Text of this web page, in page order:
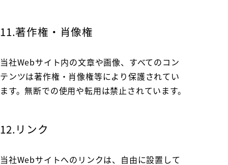
11.著作権・肖像権
当社Webサイト内の文章や画像、すべてのコン
テンツは著作権・肖像権等により保護されてい
ます。無断での使用や転用は禁止されています。
12.リンク
当社Webサイトへのリンクは、自由に設置して